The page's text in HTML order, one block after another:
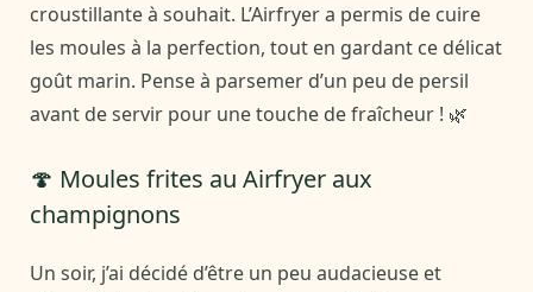
croustillante à souhait. L’Airfryer a permis de cuire
les moules à la perfection, tout en gardant ce délicat
goût marin. Pense à parsemer d’un peu de persil
avant de servir pour une touche de fraîcheur ! 🌿
🍄 Moules frites au Airfryer aux
champignons
Un soir, j’ai décidé d’être un peu audacieuse et